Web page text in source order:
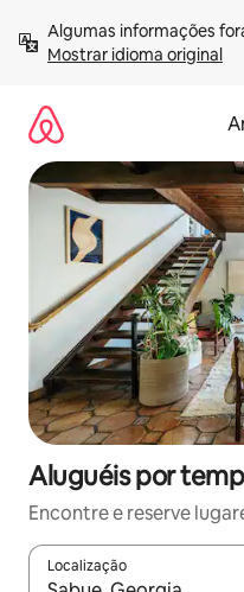
para
Mostrar idioma original
Aluguéis por
Encontre e reserve
Localização
Quando os resultados